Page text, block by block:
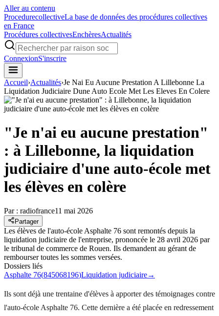
Aller au contenu
ProcedurecollectiveLa base de données des procédures collectives
en France
Procédures collectivesEnchèresActualités
ConnexionS'inscrire
Accueil›Actualités›Je Nai Eu Aucune Prestation A Lillebonne La
Liquidation Judiciaire Dune Auto Ecole Met Les Eleves En Colere
"Je n'ai eu aucune prestation"
: à Lillebonne, la liquidation
judiciaire d'une auto-école met
les élèves en colère
Par : radiofrance11 mai 2026
Partager
Les élèves de l'auto-école Asphalte 76 sont remontés depuis la
liquidation judiciaire de l'entreprise, prononcée le 28 avril 2026 par
le tribunal de commerce de Rouen. Ils demandent au gérant de
rembourser toutes les sommes versées.
Dossiers liés
Asphalte 76(845068196)Liquidation judiciaire→
Ils sont déjà une trentaine d'élèves à apporter des témoignages contre
l'auto-école Asphalte 76. Cette dernière a été placée en redressement